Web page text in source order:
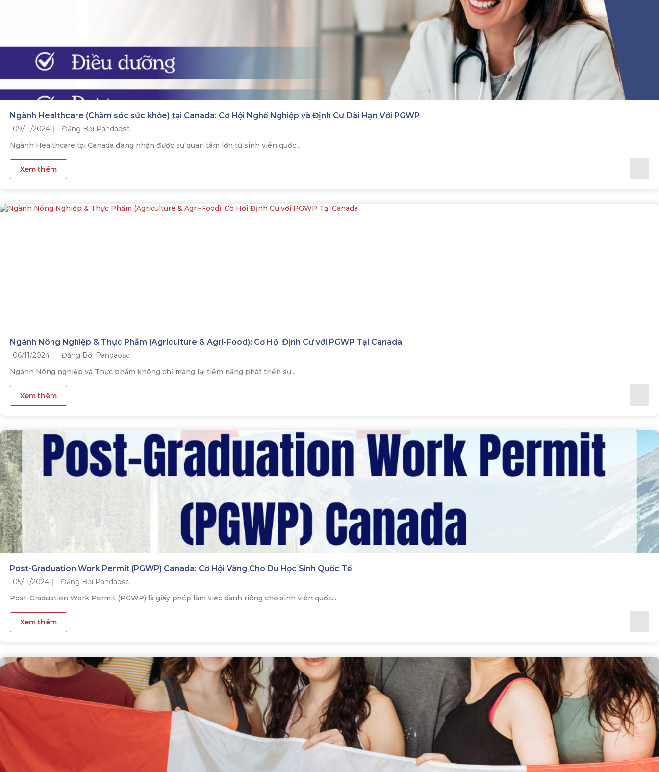
Ngành Healthcare (Chăm sóc sức khỏe) tại Canada: Cơ Hội Nghề Nghiệp và Định Cư Dài Hạn Với PGWP
09/11/2024
Đăng Bởi Pandaosc
Ngành Healthcare tại Canada đang nhận được sự quan tâm lớn từ sinh viên quốc...
Xem thêm
Ngành Nông Nghiệp & Thực Phẩm (Agriculture & Agri-Food): Cơ Hội Định Cư với PGWP Tại Canada
06/11/2024
Đăng Bởi Pandaosc
Ngành Nông nghiệp và Thực phẩm không chỉ mang lại tiềm năng phát triển sự...
Xem thêm
Post-Graduation Work Permit (PGWP) Canada: Cơ Hội Vàng Cho Du Học Sinh Quốc Tế
05/11/2024
Đăng Bởi Pandaosc
Post-Graduation Work Permit (PGWP) là giấy phép làm việc dành riêng cho sinh viên quốc...
Xem thêm